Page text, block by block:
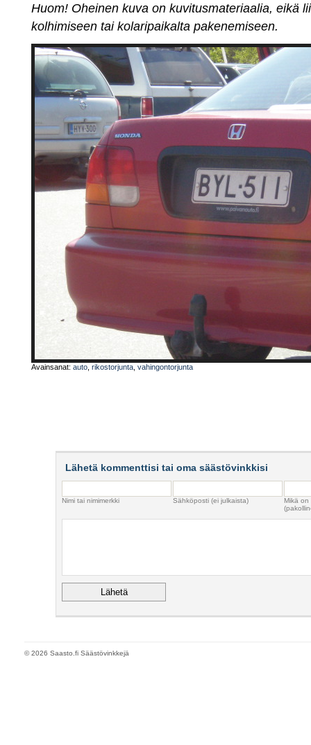
Huom! Oheinen kuva on kuvitusmateriaalia, eikä
kolhimiseen tai kolaripaikalta pakenemiseen.
Avainsanat: auto rikostorjunta vahingontorjunta
Lähetä kommenttisi tai oma säästövinkkisi
Nimi tai nimimerkki Sähköposti (ei julkaista)
Mikä
© 2026 Saasto.fi Säästövinkkejä